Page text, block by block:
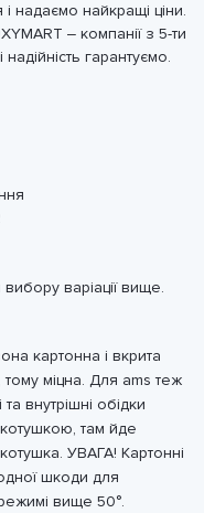
надаємо найкращі ціни.
– компанії з 5-ти
гарантуємо.
вибору варіації вище.
картонна і вкрита
міцна. Для ams теж
внутрішні обідки
там йде
УВАГА! Картонні
шкоди для
вище 50°.